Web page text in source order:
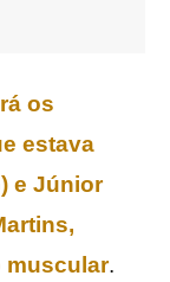
os
estava
e Júnior
muscular.